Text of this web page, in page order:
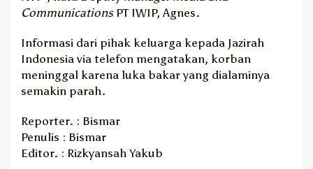
CommunicationsPT IWIP, Agnes.
Informasi dari pihak keluarga kepada Jazirah
Indonesia via telefon mengatakan, korban
meninggal karena luka bakar yang dialaminya
semakin parah.
Reporter. : Bismar
Penulis : Bismar
Editor. : Rizkyansah Yakub